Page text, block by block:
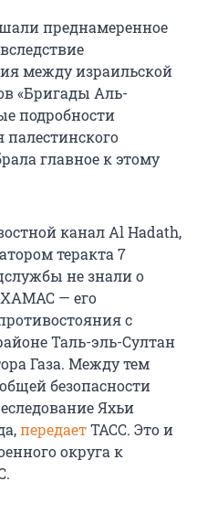
преднамеренное
между израильской
«Бригады Аль-
подробности
главное к этому
канал Al Hadath,
теракта 7
не знали о
— его
с
Таль-эль-Султан
Газа. Между тем
безопасности
Яхьи
передаетТАСС. Это и
округа к